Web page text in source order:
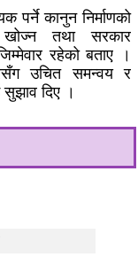
पर्ने कानुन निर्माणको
खोज्न तथा सरकार
रहेको बताए ।
उचित समन्वय र
दिए ।